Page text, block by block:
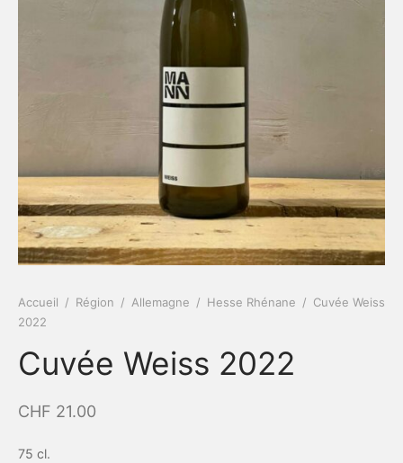
Accueil / Région / Allemagne / Hesse Rhénane / Cuvée Weiss
2022
Cuvée Weiss 2022
CHF 21.00
75 cl.